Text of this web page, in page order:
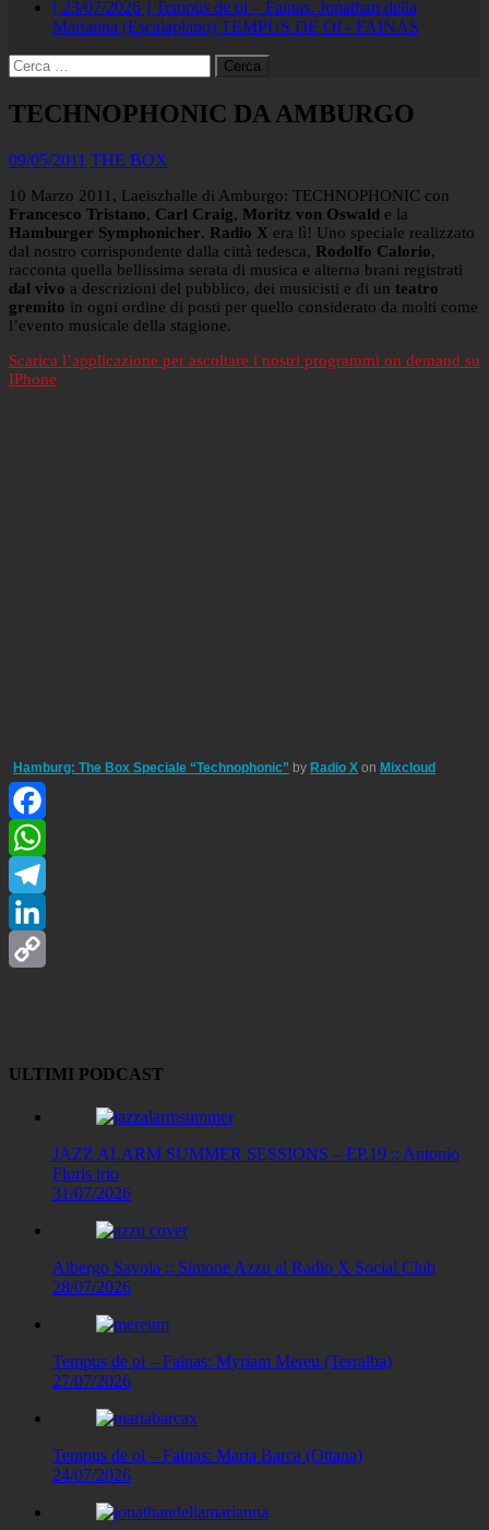
[ 23/07/2026 ] Tempus de oi – Fainas: Jonathan della
Marianna (Escalaplano) TEMPUS DE OI - FAINAS
Ricerca
per:
TECHNOPHONIC DA AMBURGO
09/05/2011 THE BOX
10 Marzo 2011, Laeiszhalle di Amburgo: TECHNOPHONIC con
Francesco Tristano, Carl Craig, Moritz von Oswald e la
Hamburger Symphonicher. Radio X era lì! Uno speciale realizzato
dal nostro corrispondente dalla città tedesca, Rodolfo Calorio,
racconta quella bellissima serata di musica e alterna brani registrati
dal vivo a descrizioni del pubblico, dei musicisti e di un teatro
gremito in ogni ordine di posti per quello considerato da molti come
l’evento musicale della stagione.
Scarica l’applicazione per ascoltare i nostri programmi on demand su
IPhone
Hamburg: The Box Speciale “Technophonic” by Radio X on Mixcloud
Facebook
WhatsApp
Telegram
LinkedIn
ULTIMI PODCAST
JAZZ ALARM SUMMER SESSIONS – EP.19 :: Antonio
Floris trio
31/07/2026
Albergo Savoia :: Simone Azzu al Radio X Social Club
28/07/2026
Tempus de oi – Fainas: Myriam Mereu (Terralba)
27/07/2026
Tempus de oi – Fainas: Maria Barca (Ottana)
24/07/2026